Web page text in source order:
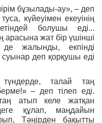
бұзылады-ау», – деп
күйеуімен екеуінің
болушы еді...
арасына жат бір үшінші
жалынды, екпінді
деп қорқушы еді
талай таң
– деп тілеп еді.
атып келе жатқан
құлап, маңдайын
Тәңірден бақытты